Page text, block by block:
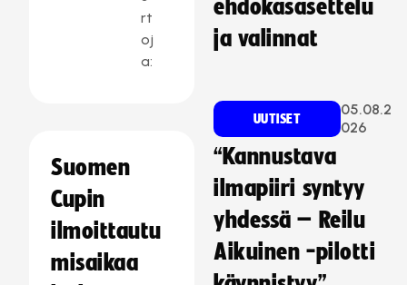
rt
oj
a:
Suomen
Cupin
ilmoittautu
misaikaa
ehdokasasettelu
ja valinnat
UUTISET
05.08.2
026
“Kannustava
ilmapiiri syntyy
yhdessä – Reilu
Aikuinen -pilotti